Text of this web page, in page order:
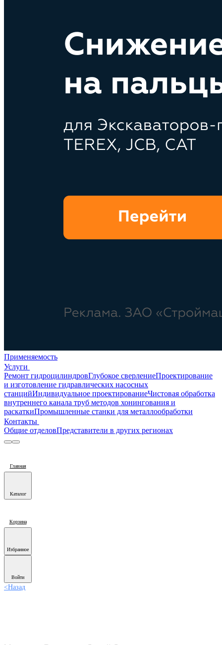
Применяемость
Услуги
Ремонт гидроцилиндровГлубокое сверлениеПроектирование
и изготовление гидравлических насосных
станцийИндивидуальное проектированиеЧистовая обработка
внутреннего канала труб методов хонингования и
раскаткиПромышленные станки для металлообработки
Контакты
Общие отделовПредставители в других регионах
Главная
Каталог
Корзина
Избранное
Войти
<Назад